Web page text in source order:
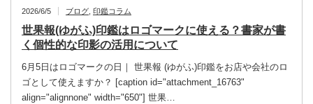
2026/6/5 ブログ 印鑑コラム
世果報(ゆがふ)印鑑はロゴマークに使える？書家が書
く個性的な印影の活用について
6月5日はロゴマークの日｜ 世果報 (ゆがふ)印鑑をお店や会社のロ
ゴとして使えますか？ [caption id="attachment_16763"
align="alignnone" width="650"] 世果…